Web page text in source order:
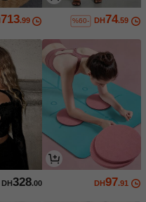
DH 74.59
%60-
713.99
DH97.91
DH328.00